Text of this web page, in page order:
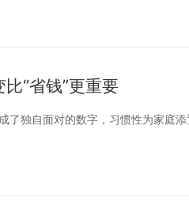
“省钱”更重要
独自面对的数字，习惯性为家庭